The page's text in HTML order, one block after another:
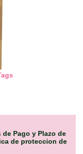
de Pago y Plazo de
de proteccion de